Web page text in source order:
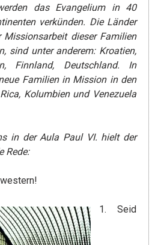
das Evangelium in 40
verkünden. Die Länder
Missionsarbeit dieser Familien
sind unter anderem: Kroatien,
Finnland, Deutschland. In
Familien in Mission in den
Kolumbien und Venezuela
in der Aula Paul VI. hielt der
Rede:
1. Seid